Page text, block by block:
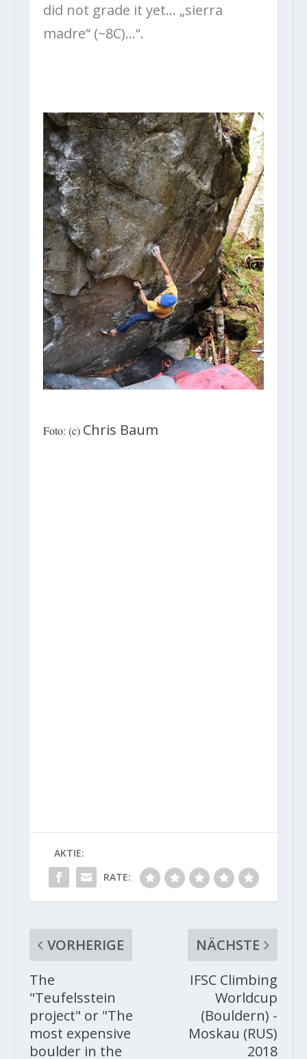
did not grade it yet… „sierra
madre“ (~8C)…“.
Foto: (c) Chris Baum
AKTIE:
RATE:
VORHERIGE
The
"Teufelsstein
project" or "The
most expensive
boulder in the
NÄCHSTE
IFSC Climbing
Worldcup
(Bouldern) -
Moskau (RUS)
2018